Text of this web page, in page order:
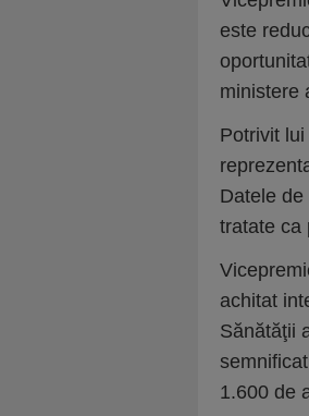
este
ministere
Potrivit
Datele
tratate ca
achitat
Sănătăţii
1.600 de